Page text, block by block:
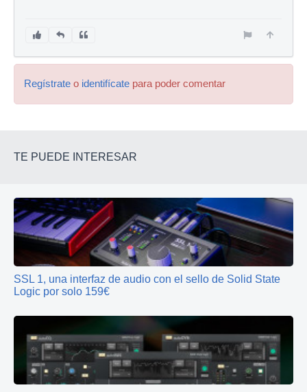
Regístrate o identifícate para poder comentar
TE PUEDE INTERESAR
SSL 1, una interfaz de audio con el sello de Solid State
Logic por solo 159€